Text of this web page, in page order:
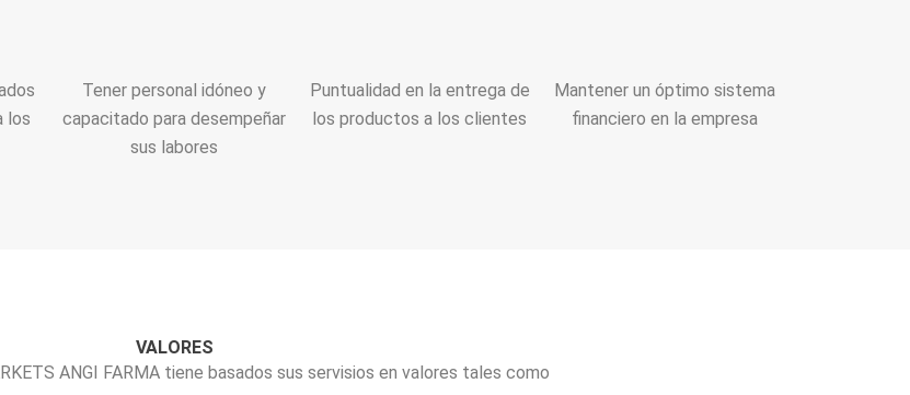
los
Tener personal idóneo y
capacitado para desempeñar
sus labores
Puntualidad en la entrega de
los productos a los clientes
Mantener un óptimo sistema
financiero en la empresa
VALORES
ANGI FARMA tiene basados sus servisios en valores tales como